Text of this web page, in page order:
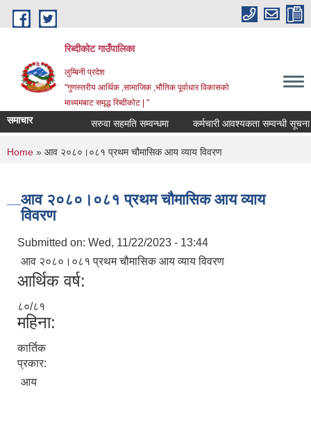
Skip to main content
रिब्दीकोट गाउँपालिका
लुम्बिनी प्रदेश
"गुणस्तरीय आर्थिक ,सामाजिक ,भौतिक पूर्वाधार विकासको
माध्यमबाट समृद्ध रिब्दीकोट | "
समाचार सरुवा सहमति सम्वन्धमा कर्मचारी आवश्यकता सम्वन्धी सूचना
You are here
Home » आव २०८०।०८१ प्रथम चौमासिक आय व्याय विवरण
आव २०८०।०८१ प्रथम चौमासिक आय व्याय
विवरण
Submitted on: Wed, 11/22/2023 - 13:44
आव २०८०।०८१ प्रथम चौमासिक आय व्याय विवरण
आर्थिक वर्ष:
८०/८१
महिना:
कार्तिक
प्रकार:
आय